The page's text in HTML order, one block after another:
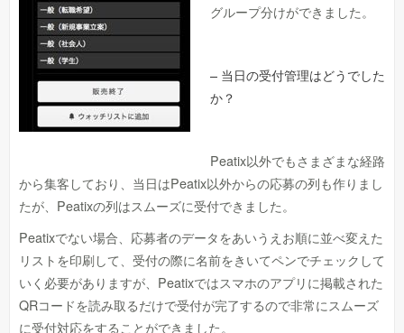
グループ分けができました。
– 当日の受付管理はどうでした
か？
Peatix以外でもさまざまな経路
から集客しており、当日はPeatix以外からの応募の列も作りまし
たが、Peatixの列はスムーズに受付できました。
Peatixでない場合、応募者のデータをあいうえお順に並べ変えた
リストを印刷して、受付の際に名前をきいてペンでチェックして
いく必要がありますが、Peatixではスマホのアプリに掲載された
QRコードを読み取るだけで受付が完了するので非常にスムーズ
に受付対応をすることができました。